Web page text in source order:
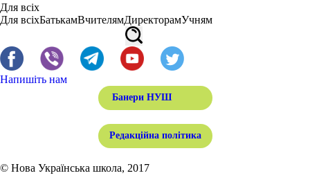
Для всіх
Для всіхБатькамВчителямДиректорамУчням
Напишіть нам
Банери НУШ
Редакційна політика
© Нова Українська школа, 2017